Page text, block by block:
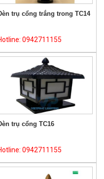
trụ cổng trắng trong TC14
0942711155
trụ cổng TC16
0942711155